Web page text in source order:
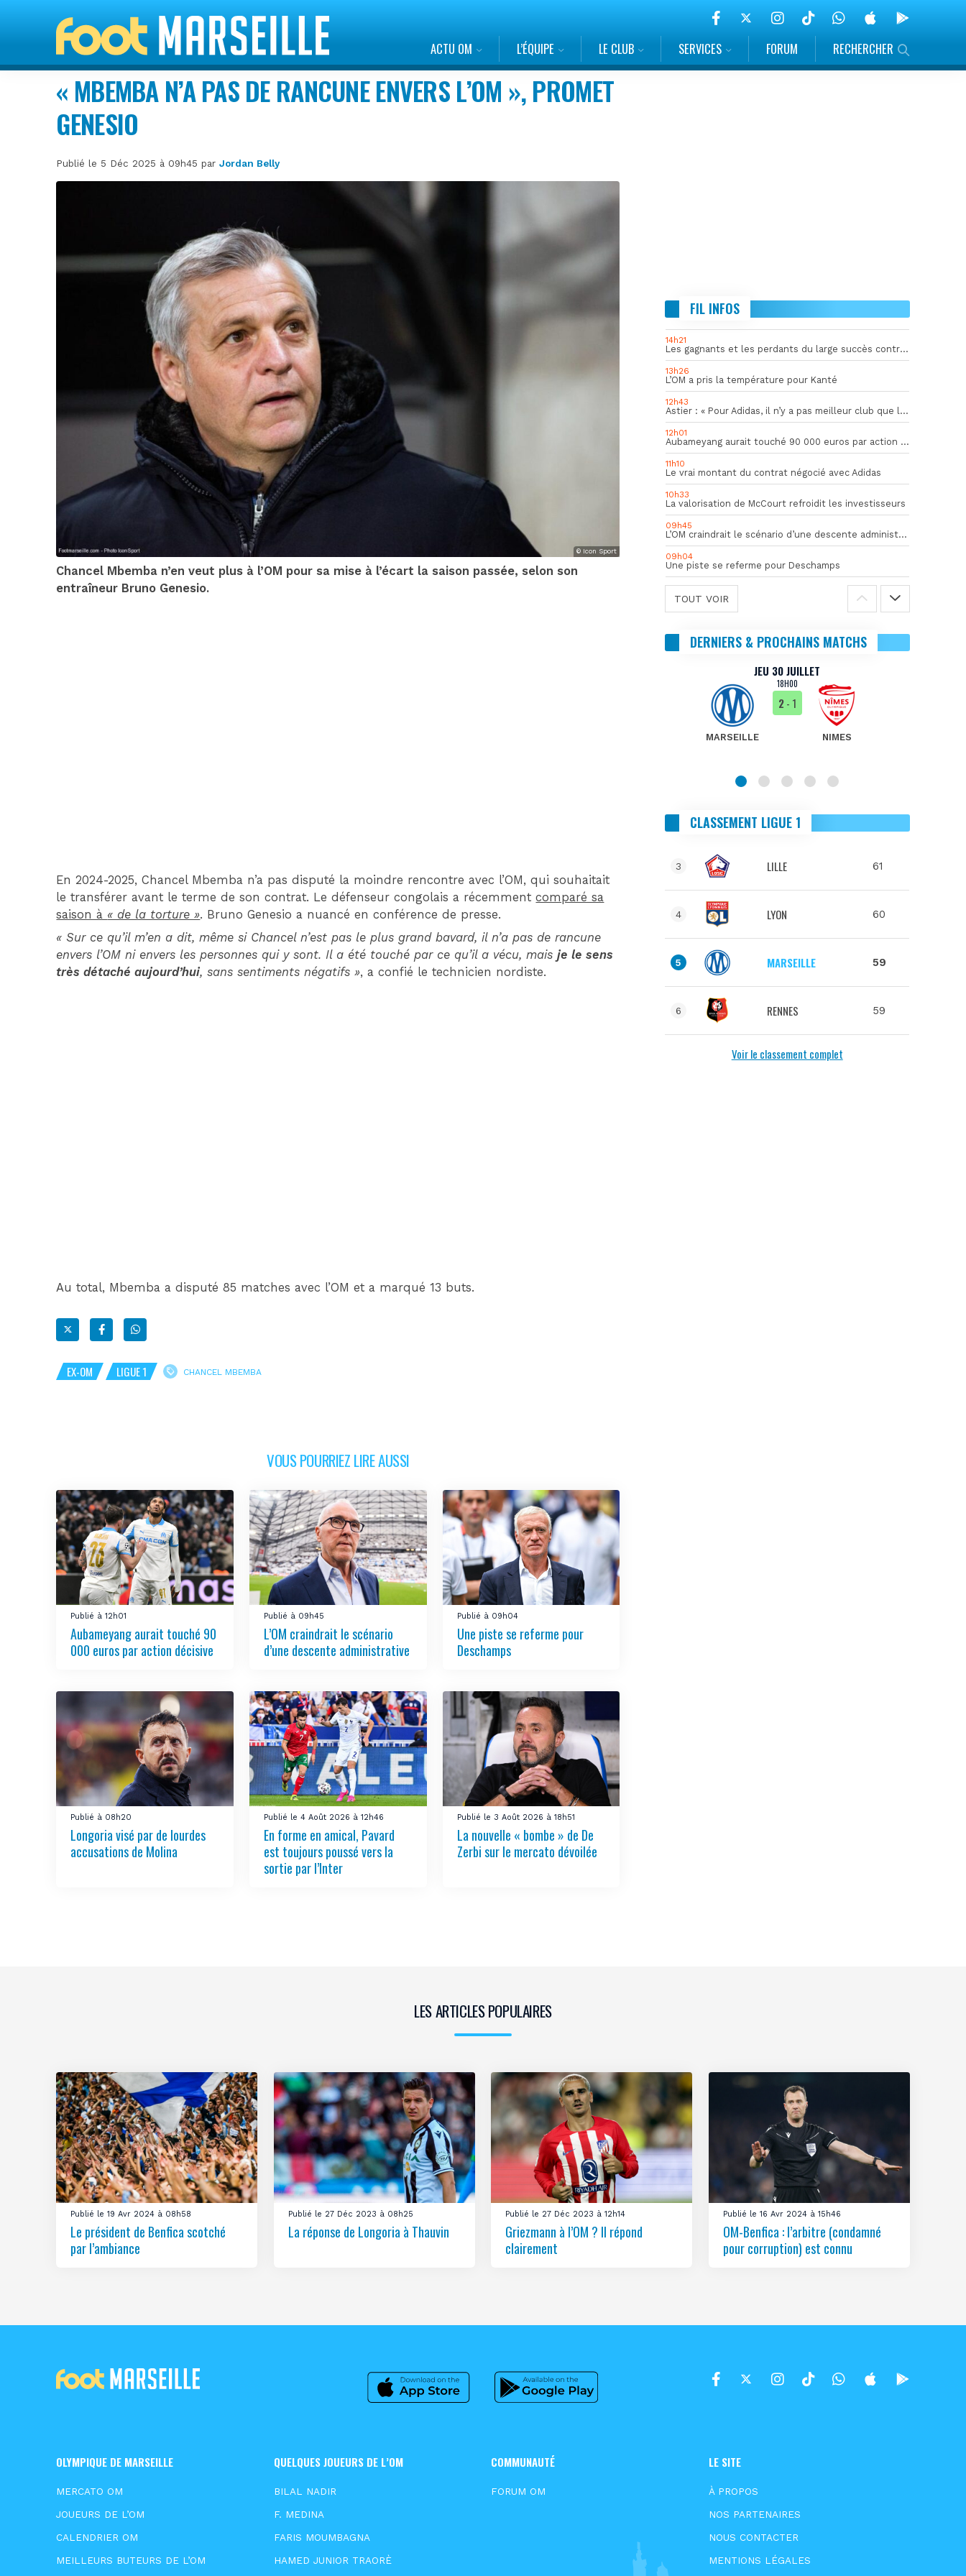
ACTU OM L’ÉQUIPE LE CLUB SERVICES FORUM RECHERCHER
« MBEMBA N’A PAS DE RANCUNE ENVERS L’OM », PROMET
GENESIO
Publié le 5 Déc 2025 à 09h45 parJordan Belly
© Icon Sport
Chancel Mbemba n’en veut plus à l’OM pour sa mise à l’écart la saison passée, selon son
entraîneur Bruno Genesio.
En 2024-2025, Chancel Mbemba n’a pas disputé la moindre rencontre avec l’OM, qui souhaitait
le transférer avant le terme de son contrat. Le défenseur congolais a récemmentcomparé sa
saison à « de la torture ». Bruno Genesio a nuancé en conférence de presse.
« Sur ce qu’il m’en a dit, même si Chancel n’est pas le plus grand bavard, il n’a pas de rancune
envers l’OM ni envers les personnes qui y sont. Il a été touché par ce qu’il a vécu, maisje le sens
très détaché aujourd’hui, sans sentiments négatifs », a confié le technicien nordiste.
Au total, Mbemba a disputé 85 matches avec l’OM et a marqué 13 buts.
EX-OM LIGUE 1 CHANCEL MBEMBA
VOUS POURRIEZ LIRE AUSSI
Publié à 12h01
Aubameyang aurait touché 90
000 euros par action décisive
Publié à 09h45
L’OM craindrait le scénario
d’une descente administrative
Publié à 09h04
Une piste se referme pour
Deschamps
Publié à 08h20
Longoria visé par de lourdes
accusations de Molina
Publié le 4 Août 2026 à 12h46
En forme en amical, Pavard
est toujours poussé vers la
sortie par l’Inter
Publié le 3 Août 2026 à 18h51
La nouvelle « bombe » de De
Zerbi sur le mercato dévoilée
FIL INFOS
14h21
Les gagnants et les perdants du large succès contre Al Shahania
13h26
L’OM a pris la température pour Kanté
12h43
Astier : « Pour Adidas, il n’y a pas meilleur club que l’OM »
12h01
Aubameyang aurait touché 90 000 euros par action décisive
11h10
Le vrai montant du contrat négocié avec Adidas
10h33
La valorisation de McCourt refroidit les investisseurs
09h45
L’OM craindrait le scénario d’une descente administrative
09h04
Une piste se referme pour Deschamps
TOUT VOIR
DERNIERS & PROCHAINS MATCHS
JEU 30 JUILLET
18H00
MARSEILLE
2- 1
NIMES
CLASSEMENT LIGUE 1
3 LILLE 61
4 LYON 60
5 MARSEILLE 59
6 RENNES 59
Voir le classement complet
LES ARTICLES POPULAIRES
Publié le 19 Avr 2024 à 08h58
Le président de Benfica scotché
par l’ambiance
Publié le 27 Déc 2023 à 08h25
La réponse de Longoria à Thauvin
Publié le 27 Déc 2023 à 12h14
Griezmann à l’OM ? Il répond
clairement
Publié le 16 Avr 2024 à 15h46
OM-Benfica : l’arbitre (condamné
pour corruption) est connu
OLYMPIQUE DE MARSEILLE
MERCATO OM
JOUEURS DE L’OM
CALENDRIER OM
MEILLEURS BUTEURS DE L’OM
QUELQUES JOUEURS DE L’OM
BILAL NADIR
F. MEDINA
FARIS MOUMBAGNA
HAMED JUNIOR TRAORÈ
COMMUNAUTÉ
FORUM OM
LE SITE
À PROPOS
NOS PARTENAIRES
NOUS CONTACTER
MENTIONS LÉGALES